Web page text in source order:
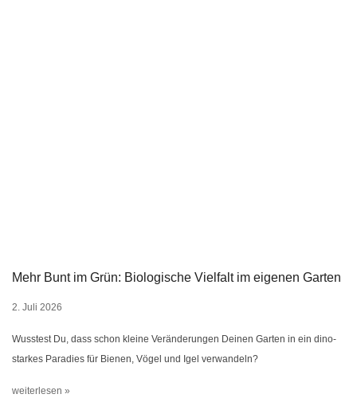
Mehr Bunt im Grün: Biologische Vielfalt im eigenen Garten
2. Juli 2026
Wusstest Du, dass schon kleine Veränderungen Deinen Garten in ein dino-
starkes Paradies für Bienen, Vögel und Igel verwandeln?
weiterlesen »